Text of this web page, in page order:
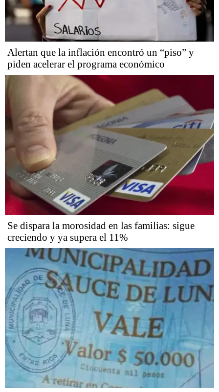
Alertan que la inflación encontró un “piso” y
piden acelerar el programa económico
Se dispara la morosidad en las familias: sigue
creciendo y ya supera el 11%